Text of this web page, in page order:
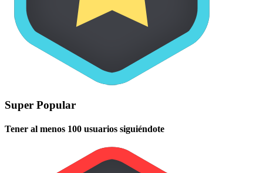
Super Popular
Tener al menos 100 usuarios siguiéndote